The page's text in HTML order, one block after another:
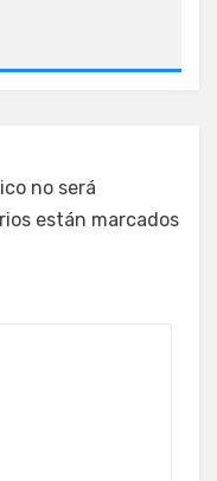
no será
están marcados